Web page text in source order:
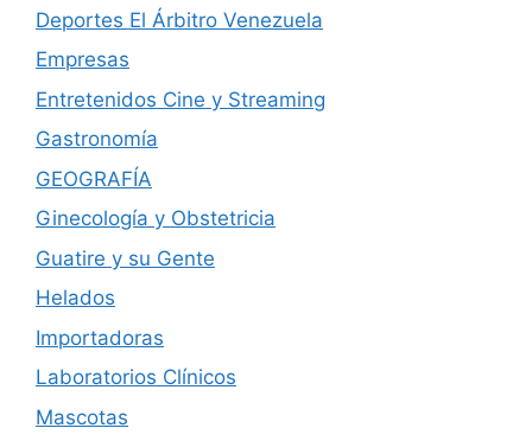
Deportes El Árbitro Venezuela
Empresas
Entretenidos Cine y Streaming
Gastronomía
GEOGRAFÍA
Ginecología y Obstetricia
Guatire y su Gente
Helados
Importadoras
Laboratorios Clínicos
Mascotas